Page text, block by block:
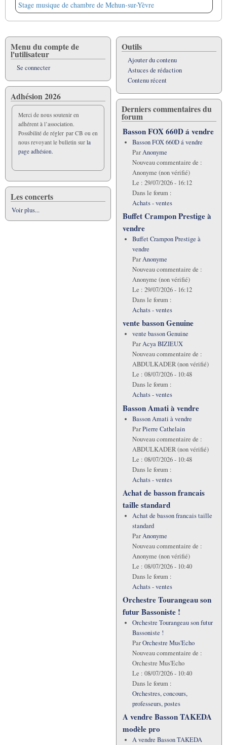
Stage musique de chambre de Mehun-sur-Yèvre
Menu du compte de
l'utilisateur
Se connecter
Adhésion 2026
Merci de nous soutenir en
adhérent à l’association.
Possibilité de régler par CB ou en
nous revoyant le bulletin sur la
page adhésion.
Les concerts
Voir plus...
Outils
Ajouter du contenu
Astuces de rédaction
Contenu récent
Derniers commentaires du
forum
Basson FOX 660D á vendre
Basson FOX 660D á vendre
ParAnonyme
Nouveau commentaire de :
Anonyme (non vérifié)
Le : 29/07/2026 - 16:12
Dans le forum :
Achats - ventes
Buffet Crampon Prestige à
vendre
Buffet Crampon Prestige à
vendre
ParAnonyme
Nouveau commentaire de :
Anonyme (non vérifié)
Le : 29/07/2026 - 16:12
Dans le forum :
Achats - ventes
vente basson Genuine
vente basson Genuine
ParAcya BIZIEUX
Nouveau commentaire de :
ABDULKADER (non vérifié)
Le : 08/07/2026 - 10:48
Dans le forum :
Achats - ventes
Basson Amati à vendre
Basson Amati à vendre
ParPierre Cathelain
Nouveau commentaire de :
ABDULKADER (non vérifié)
Le : 08/07/2026 - 10:48
Dans le forum :
Achats - ventes
Achat de basson francais
taille standard
Achat de basson francais taille
standard
ParAnonyme
Nouveau commentaire de :
Anonyme (non vérifié)
Le : 08/07/2026 - 10:40
Dans le forum :
Achats - ventes
Orchestre Tourangeau son
futur Bassoniste !
Orchestre Tourangeau son futur
Bassoniste !
ParOrchestre Mus'Echo
Nouveau commentaire de :
Orchestre Mus'Echo
Le : 08/07/2026 - 10:40
Dans le forum :
Orchestres, concours,
professeurs, postes
A vendre Basson TAKEDA
modèle pro
A vendre Basson TAKEDA